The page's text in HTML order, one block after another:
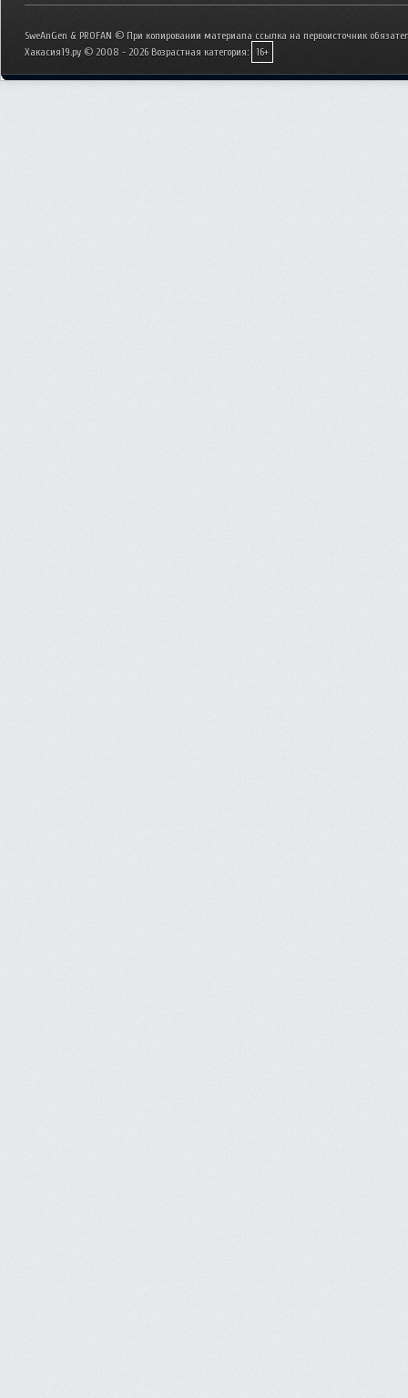
SweAnGen & PROFAN © При копировании материала ссылка на первоисточник
Хакасия19.ру © 2008 - 2026 Возрастная категория: 16+